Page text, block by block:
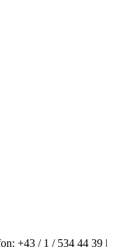
+43 / 1 / 534 44 39 |